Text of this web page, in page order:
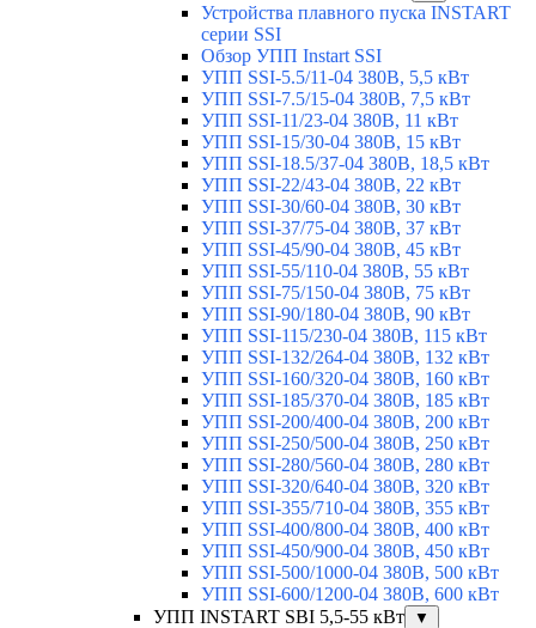
Устройства плавного пуска INSTART
серии SSI
Обзор УПП Instart SSI
УПП SSI-5.5/11-04 380В, 5,5 кВт
УПП SSI-7.5/15-04 380В, 7,5 кВт
УПП SSI-11/23-04 380В, 11 кВт
УПП SSI-15/30-04 380В, 15 кВт
УПП SSI-18.5/37-04 380В, 18,5 кВт
УПП SSI-22/43-04 380В, 22 кВт
УПП SSI-30/60-04 380В, 30 кВт
УПП SSI-37/75-04 380В, 37 кВт
УПП SSI-45/90-04 380В, 45 кВт
УПП SSI-55/110-04 380В, 55 кВт
УПП SSI-75/150-04 380В, 75 кВт
УПП SSI-90/180-04 380В, 90 кВт
УПП SSI-115/230-04 380В, 115 кВт
УПП SSI-132/264-04 380В, 132 кВт
УПП SSI-160/320-04 380В, 160 кВт
УПП SSI-185/370-04 380В, 185 кВт
УПП SSI-200/400-04 380В, 200 кВт
УПП SSI-250/500-04 380В, 250 кВт
УПП SSI-280/560-04 380В, 280 кВт
УПП SSI-320/640-04 380В, 320 кВт
УПП SSI-355/710-04 380В, 355 кВт
УПП SSI-400/800-04 380В, 400 кВт
УПП SSI-450/900-04 380В, 450 кВт
УПП SSI-500/1000-04 380В, 500 кВт
УПП SSI-600/1200-04 380В, 600 кВт
УПП INSTART SBI 5,5-55 кВт
▼